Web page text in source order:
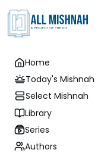
Home
Today's Mishnah
Select Mishnah
Library
Series
Authors